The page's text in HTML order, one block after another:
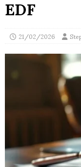
21/02/2026